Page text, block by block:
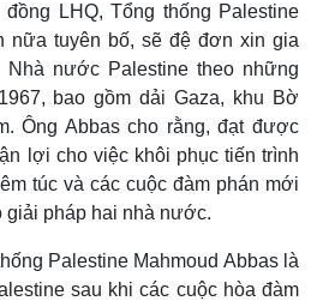
LHQ, Tổng thống Palestine
nữa tuyên bố, sẽ đệ đơn xin gia
nước Palestine theo những
bao gồm dải Gaza, khu Bờ
Ông Abbas cho rằng, đạt được
lợi cho việc khôi phục tiến trình
túc và các cuộc đàm phán mới
giải pháp hai nhà nước.
Palestine Mahmoud Abbas là
sau khi các cuộc hòa đàm